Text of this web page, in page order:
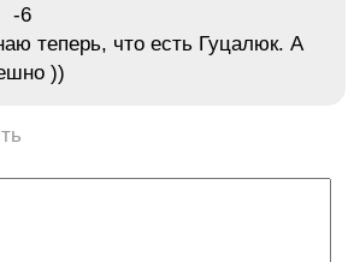
-6
теперь, что есть Гуцалюк. А
))